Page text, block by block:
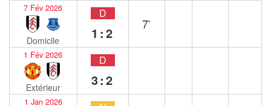
7 Fév 2026
Domicile
D
1:2
7`
1 Fév 2026
Extérieur
D
3:2
1 Jan 2026